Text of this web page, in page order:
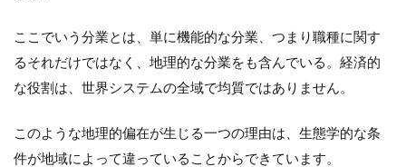
ここでいう分業とは、単に機能的な分業、つまり職種に関す
るそれだけではなく、地理的な分業をも含んでいる。経済的
な役割は、世界システムの全域で均質ではありません。
このような地理的偏在が生じる一つの理由は、生態学的な条
件が地域によって違っていることからできています。